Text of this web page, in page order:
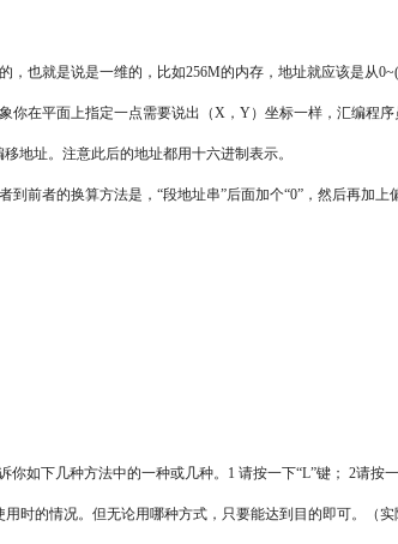
也就是说是一维的，比如256M的内存，地址就应该是从
在平面上指定一点需要说出（X，Y）坐标一样，汇编程
地址。注意此后的地址都用十六进制表示。
前者的换算方法是，“段地址串”后面加个“0”，然后再加上
如下几种方法中的一种或几种。1 请按一下“L”键； 2请
的情况。但无论用哪种方式，只要能达到目的即可。（实